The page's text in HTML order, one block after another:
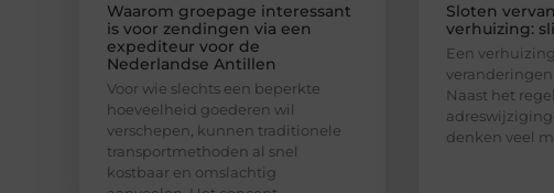
Waarom groepage interessant
is voor zendingen via een
expediteur voor de
Nederlandse Antillen
Voor wie slechts een beperkte
hoeveelheid goederen wil
verschepen, kunnen traditionele
transportmethoden al snel
kostbaar en omslachtig
Sloten
verhuizing:
Een
Naast het
denken veel